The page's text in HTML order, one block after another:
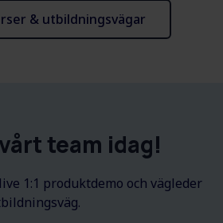
& utbildningsvägar
team idag!
1:1 produktdemo och vägleder